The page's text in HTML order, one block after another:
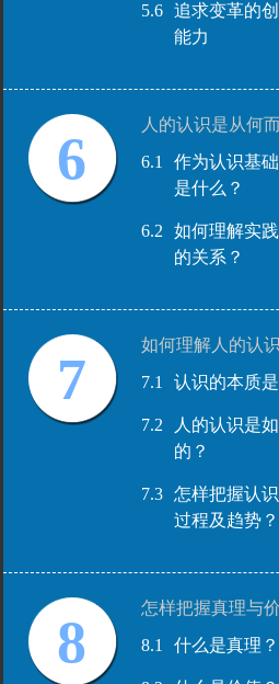
5.6
追求变革的
能力
6
人的认识是从何
6.1
作为认识基
是什么？
6.2
如何理解实
的关系？
7
如何理解人的认
7.1
认识的本质
7.2
人的认识是
的？
7.3
怎样把握认
过程及趋势？
8
怎样把握真理与
8.1
什么是真理？